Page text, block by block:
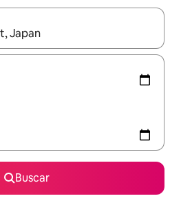
disponibles, navega con las
Buscar